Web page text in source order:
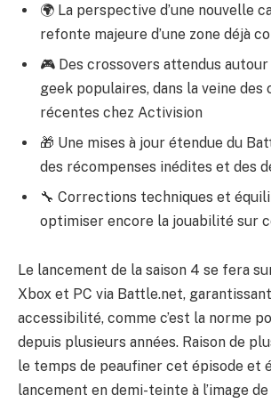
🌍 La perspective d’une nouvelle
refonte majeure d’une zone déjà
🎮 Des crossovers attendus
geek populaires, dans la veine
récentes chez Activision
🎁 Une mises à jour étendue du
des récompenses inédites et des
🔧 Corrections techniques et
optimiser encore la jouabilité sur
Le lancement de la saison 4 se fera
Xbox et PC via Battle.net,
accessibilité, comme c’est la norme
depuis plusieurs années. Raison de
le temps de peaufiner cet épisode et
lancement en demi-teinte à l’image